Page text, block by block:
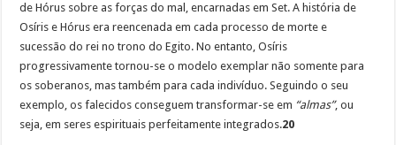
de Hórus sobre as forças do mal, encarnadas em Set. A história de
Osíris e Hórus era reencenada em cada processo de morte e
sucessão do rei no trono do Egito. No entanto, Osíris
progressivamente tornou-se o modelo exemplar não somente para
os soberanos, mas também para cada indivíduo. Seguindo o seu
exemplo, os falecidos conseguem transformar-se em “almas”, ou
seja, em seres espirituais perfeitamente integrados.20